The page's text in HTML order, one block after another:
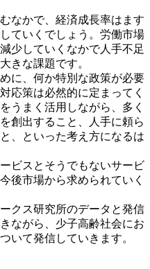
なかで、経済成長率はます
ていくでしょう。労働市場
少していくなかで人手不足
きな課題です。
に、何か特別な政策が必要
応策は必然的に定まってく
うまく活用しながら、多く
創出すること、人手に頼ら
、といった考え方になるは
ビスとそうでもないサービ
後市場から求められていく
クス研究所のデータと発信
ながら、少子高齢社会にお
いて発信していきます。